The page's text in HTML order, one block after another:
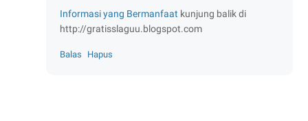
Informasi yang Bermanfaat kunjung balik di
http://gratisslaguu.blogspot.com
Balas Hapus